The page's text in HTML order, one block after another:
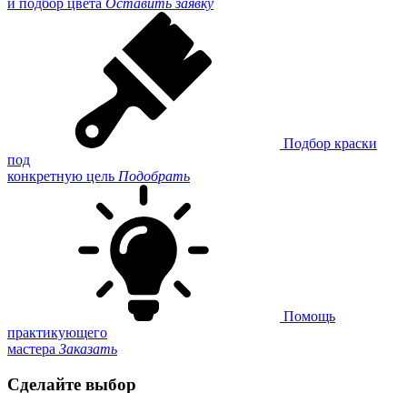
Подбор краски
под
конкретную цель Подобрать
Помощь
практикующего
мастера Заказать
Сделайте выбор